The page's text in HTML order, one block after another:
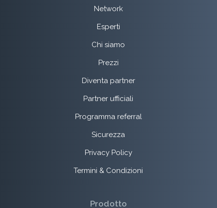
Network
Esperti
Chi siamo
Prezzi
Diventa partner
Partner ufficiali
Programma referral
Sicurezza
Privacy Policy
Termini & Condizioni
Prodotto